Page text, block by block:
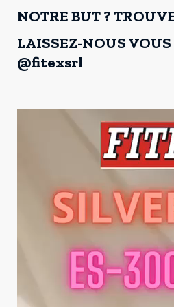
NOTRE BUT ?
LAISSEZ-NOUS VOUS
@fitexsrl